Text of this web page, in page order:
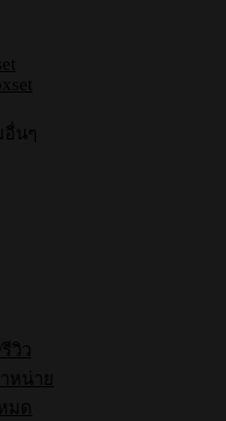
นๆ
วิว
หน่าย
มด